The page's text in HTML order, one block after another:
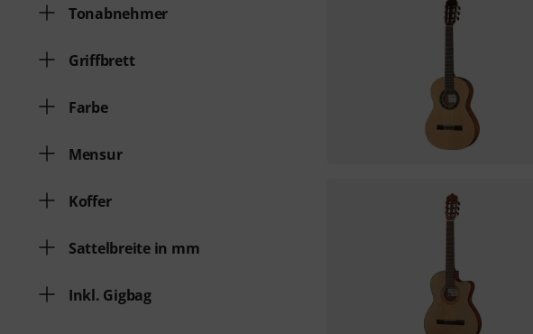
Tonabnehmer
Griffbrett
Farbe
Mensur
Koffer
Sattelbreite in mm
Inkl. Gigbag